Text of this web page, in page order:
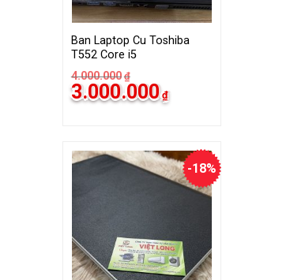
Ban Laptop Cu Toshiba
T552 Core i5
4.000.000 ₫
Giá
gốc
3.000.000 ₫hiện
tại
-18%